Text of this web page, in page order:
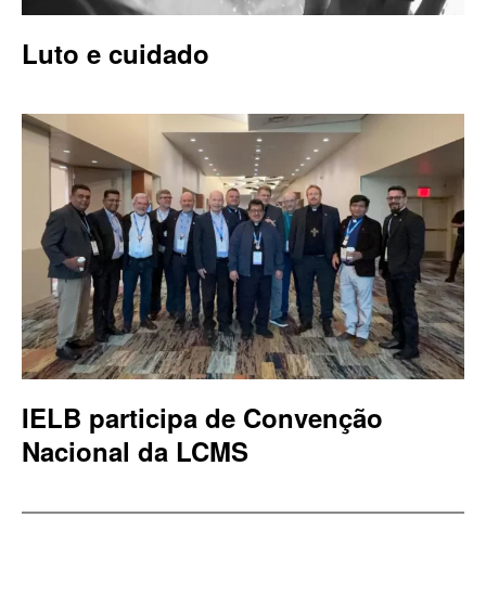
Luto e cuidado
IELB participa de Convenção
Nacional da LCMS